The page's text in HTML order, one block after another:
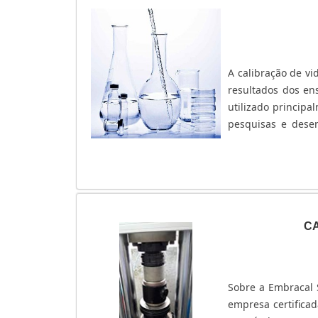
A calibração de
resultados dos
utilizado
pesquisas e
citar que, antes
adquirido com
rigoroso padrão
contaminações
calibração de
qualificadas,
continuar
Sobre a
empresa